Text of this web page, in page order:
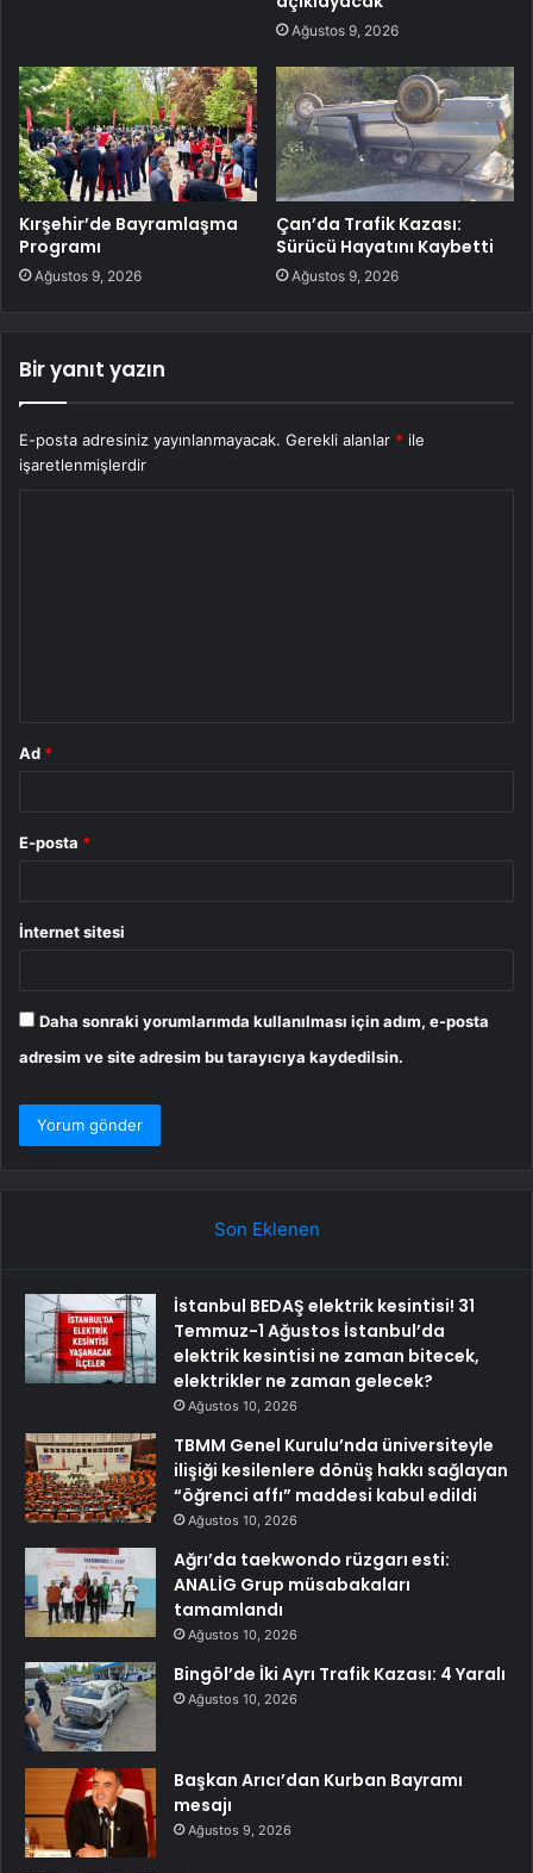
Ağustos 9, 2026
Kırşehir’de Bayramlaşma
Programı
Ağustos 9, 2026
Çan’da Trafik Kazası:
Sürücü Hayatını Kaybetti
Ağustos 9, 2026
Bir yanıt yazın
E-posta adresiniz yayınlanmayacak. Gerekli alanlar * ile
işaretlenmişlerdir
Ad *
E-posta *
İnternet sitesi
Daha sonraki yorumlarımda kullanılması için adım, e-posta
adresim ve site adresim bu tarayıcıya kaydedilsin.
Son Eklenen
İstanbul BEDAŞ elektrik kesintisi! 31
Temmuz-1 Ağustos İstanbul’da
elektrik kesintisi ne zaman bitecek,
elektrikler ne zaman gelecek?
Ağustos 10, 2026
TBMM Genel Kurulu’nda üniversiteyle
ilişiği kesilenlere dönüş hakkı sağlayan
“öğrenci affı” maddesi kabul edildi
Ağustos 10, 2026
Ağrı’da taekwondo rüzgarı esti:
ANALİG Grup müsabakaları
tamamlandı
Ağustos 10, 2026
Bingöl’de İki Ayrı Trafik Kazası: 4 Yaralı
Ağustos 10, 2026
Başkan Arıcı’dan Kurban Bayramı
mesajı
Ağustos 9, 2026